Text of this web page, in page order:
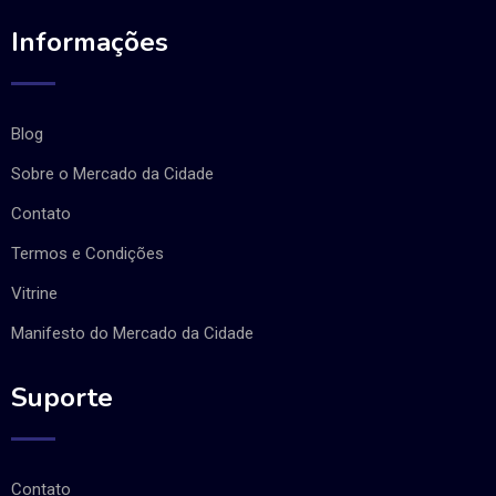
Informações
Blog
Sobre o Mercado da Cidade
Contato
Termos e Condições
Vitrine
Manifesto do Mercado da Cidade
Suporte
Contato